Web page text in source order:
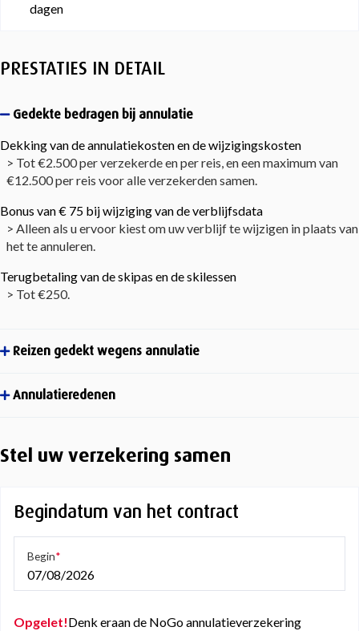
dagen
PRESTATIES IN DETAIL
Gedekte bedragen bij annulatie
Dekking van de annulatiekosten en de wijzigingskosten
> Tot €2.500 per verzekerde en per reis, en een maximum van
€12.500 per reis voor alle verzekerden samen.
Bonus van € 75 bij wijziging van de verblijfsdata
> Alleen als u ervoor kiest om uw verblijf te wijzigen in plaats van
het te annuleren.
Terugbetaling van de skipas en de skilessen
> Tot €250.
Reizen gedekt wegens annulatie
Annulatieredenen
Stel uw verzekering samen
Begindatum van het contract
07/08/2026
Begin
Opgelet!Denk eraan de NoGo annulatieverzekering